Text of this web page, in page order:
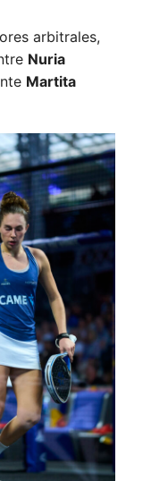
arbitrales,
Nuria
Martita